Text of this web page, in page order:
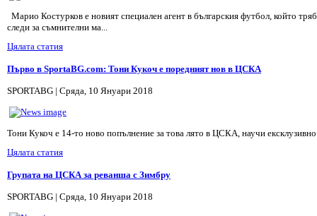
Марио Костурков е новият специален агент в българския футбол, който
следи за съмнителни ма...
Цялата статия
Първо в SportaBG.com: Тони Кукоч e поредният нов в ЦСКА
SPORTABG | Сряда, 10 Януари 2018
Тони Кукоч е 14-то ново попълнение за това лято в ЦСКА, научи ексклузивно
Цялата статия
Групата на ЦСКА за реванша с Зимбру
SPORTABG | Сряда, 10 Януари 2018